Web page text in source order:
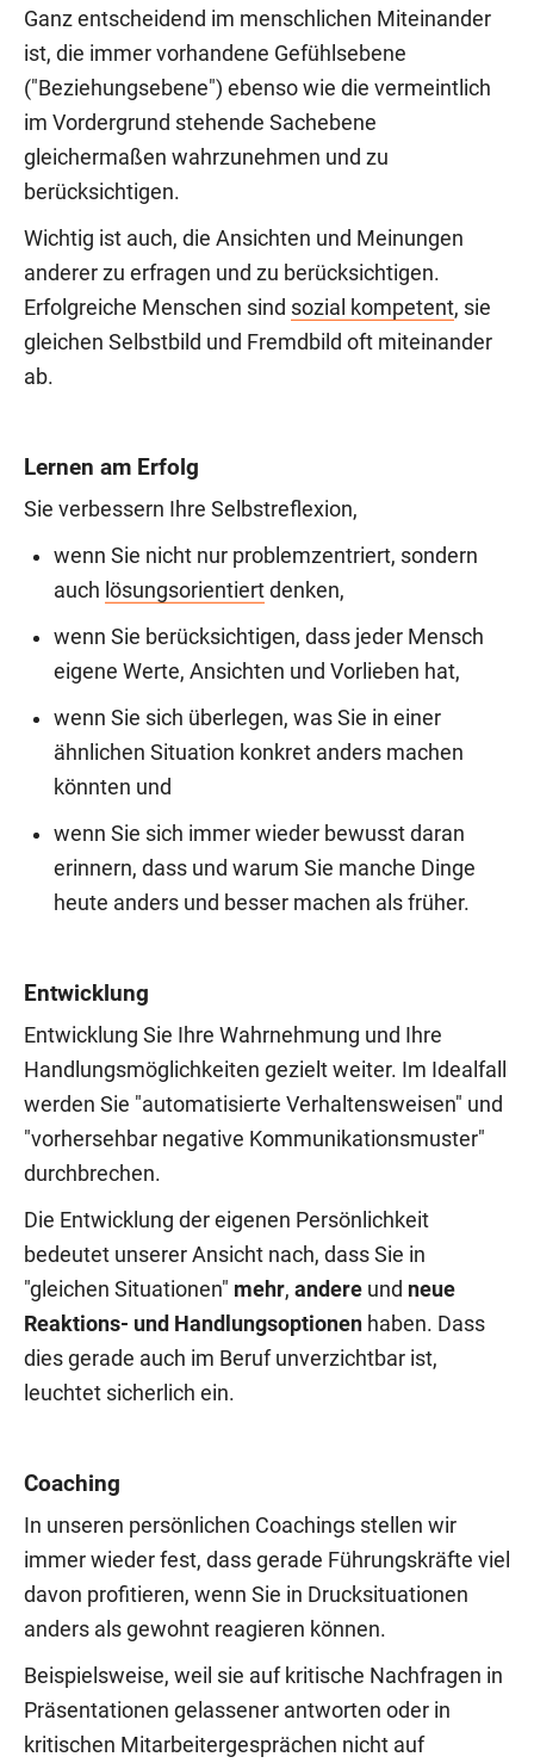
Ganz entscheidend im menschlichen Miteinander
ist, die immer vorhandene Gefühlsebene
("Beziehungsebene") ebenso wie die vermeintlich
im Vordergrund stehende Sachebene
gleichermaßen wahrzunehmen und zu
berücksichtigen.
Wichtig ist auch, die Ansichten und Meinungen
anderer zu erfragen und zu berücksichtigen.
Erfolgreiche Menschen sind sozial kompetent, sie
gleichen Selbstbild und Fremdbild oft miteinander
ab.
Lernen am Erfolg
Sie verbessern Ihre Selbstreflexion,
wenn Sie nicht nur problemzentriert, sondern
auch lösungsorientiert denken,
wenn Sie berücksichtigen, dass jeder Mensch
eigene Werte, Ansichten und Vorlieben hat,
wenn Sie sich überlegen, was Sie in einer
ähnlichen Situation konkret anders machen
könnten und
wenn Sie sich immer wieder bewusst daran
erinnern, dass und warum Sie manche Dinge
heute anders und besser machen als früher.
Entwicklung
Entwicklung Sie Ihre Wahrnehmung und Ihre
Handlungsmöglichkeiten gezielt weiter. Im Idealfall
werden Sie "automatisierte Verhaltensweisen" und
"vorhersehbar negative Kommunikationsmuster"
durchbrechen.
Die Entwicklung der eigenen Persönlichkeit
bedeutet unserer Ansicht nach, dass Sie in
"gleichen Situationen" mehr, andere und neue
Reaktions- und Handlungsoptionen haben. Dass
dies gerade auch im Beruf unverzichtbar ist,
leuchtet sicherlich ein.
Coaching
In unseren persönlichen Coachings stellen wir
immer wieder fest, dass gerade Führungskräfte viel
davon profitieren, wenn Sie in Drucksituationen
anders als gewohnt reagieren können.
Beispielsweise, weil sie auf kritische Nachfragen in
Präsentationen gelassener antworten oder in
kritischen Mitarbeitergesprächen nicht auf